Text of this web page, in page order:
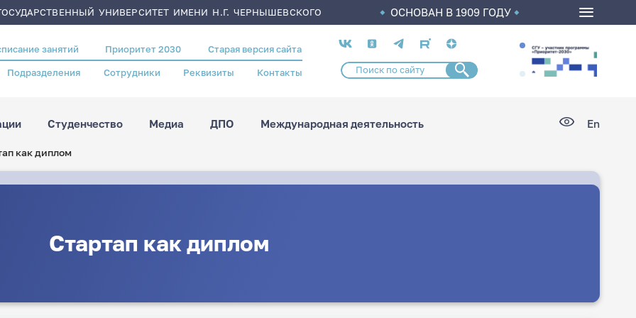
УНИВЕРСИТЕТ ИМЕНИ Н.Г. ЧЕРНЫШЕВСКОГО ОСНОВАН В 1909 ГОДУ
занятий Приоритет 2030 Старая версия сайта
Подразделения Сотрудники Реквизиты Контакты
Социальные
сети
Студенчество Медиа ДПО Международная деятельность En
как диплом
Стартап как диплом